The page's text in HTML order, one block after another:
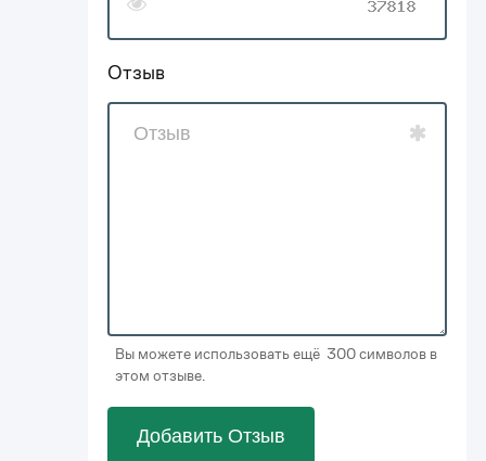
Отзыв
Вы можете использовать ещё 300 символов в
этом отзыве.
Добавить Отзыв